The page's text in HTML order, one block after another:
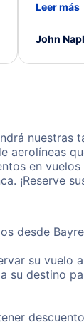
beyond to
Leer más
John
nuestras
aerolíneas
en
¡Reserve
desde
su vuelo
su destino